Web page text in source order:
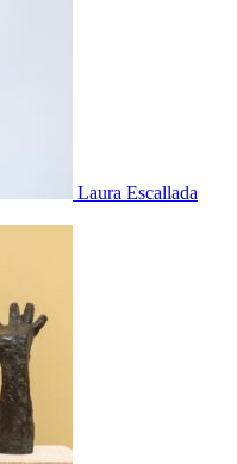
Laura Escallada